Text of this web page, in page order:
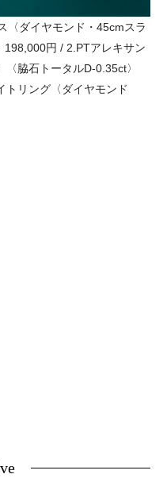
〈ダイヤモンド・45cmスラ
円 / 2.PTアレキサン
〈脇石トータルD-0.35ct〉
トリング〈ダイヤモンド